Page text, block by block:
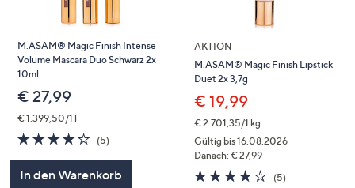
M.ASAM® Magic Finish Intense
Volume Mascara Duo Schwarz 2x
10ml
€ 27,99
€ 1.399,50/1 l
4.2
von
5
(5)
In den Warenkorb
AKTION
M.ASAM® Magic Finish Lipstick
Duet 2x 3,7g
€ 19,99
€ 2.701,35/1 kg
Gültig bis 16.08.2026
Danach: € 27,99
4.2
(5)